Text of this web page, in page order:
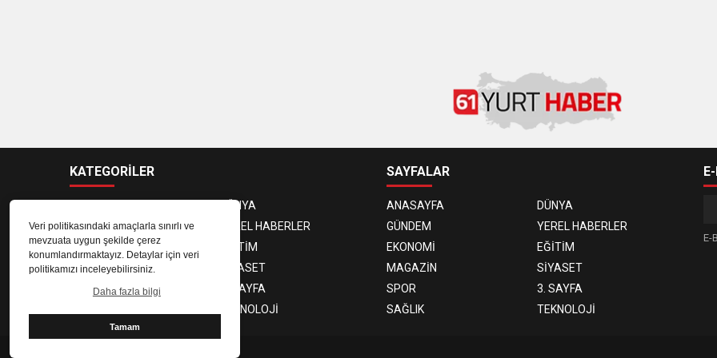
Veri politikasındaki amaçlarla sınırlı ve
mevzuata uygun şekilde çerez
konumlandırmaktayız. Detaylar için veri
politikamızı inceleyebilirsiniz.
Daha fazla bilgi
Tamam
KATEGORİLER
DÜNYA
GÜNDEM
YEREL HABERLER
EKONOMİ
EĞİTİM
MAGAZİN
SİYASET
SPOR
3. SAYFA
TEKNOLOJİ
SAYFALAR
ANASAYFA
DÜNYA
GÜNDEM
YEREL HABERLER
EKONOMİ
EĞİTİM
MAGAZİN
SİYASET
SPOR
3. SAYFA
SAĞLIK
TEKNOLOJİ
E-